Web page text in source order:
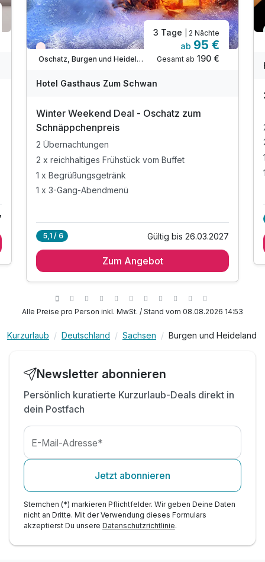
Wieder frei ab November
Oschatz, Burgen und Heideland
3 Tage | 2 Nächte
ab 95 €
Gesamt ab 190 €
Hotel Gasthaus Zum Schwan
Winter Weekend Deal - Oschatz zum
Schnäppchenpreis
2 Übernachtungen
2 x reichhaltiges Frühstück vom Buffet
1 x Begrüßungsgetränk
1 x 3-Gang-Abendmenü
5,1 / 6 Gültig bis 26.03.2027
Zum Angebot
Alle Preise pro Person inkl. MwSt. / Stand vom 08.08.2026 14:53
Kurzurlaub Deutschland Sachsen Burgen und Heideland
Newsletter abonnieren
Persönlich kuratierte Kurzurlaub-Deals direkt in
dein Postfach
E-Mail-Adresse*
Jetzt abonnieren
Sternchen (*) markieren Pflichtfelder. Wir geben Deine Daten
nicht an Dritte. Mit der Verwendung dieses Formulars
akzeptierst Du unsere Datenschutzrichtlinie.